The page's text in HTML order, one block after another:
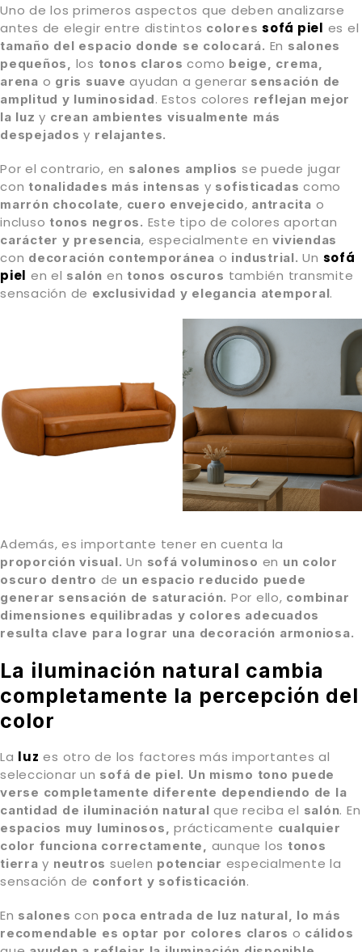
Uno de los primeros aspectos que deben analizarse
antes de elegir entre distintos colores sofá piel es el
tamaño del espacio donde se colocará. En salones
pequeños, los tonos claros como beige, crema,
arena o gris suave ayudan a generar sensación de
amplitud y luminosidad. Estos colores reflejan mejor
la luz y crean ambientes visualmente más
despejados y relajantes.
Por el contrario, en salones amplios se puede jugar
con tonalidades más intensas y sofisticadas como
marrón chocolate, cuero envejecido, antracita o
incluso tonos negros. Este tipo de colores aportan
carácter y presencia, especialmente enviviendas
con decoración contemporánea o industrial. Un sofá
piel en el salón en tonos oscuros también transmite
sensación de exclusividad y elegancia atemporal.
Además, es importante tener en cuenta la
proporción visual. Un sofá voluminoso en un color
oscuro dentro de un espacio reducido puede
generar sensación de saturación. Por ello, combinar
dimensiones equilibradas y colores adecuados
resulta clave para lograr una decoración armoniosa.
La iluminación natural cambia
completamente la percepción del
color
La luz es otro de los factores más importantes al
seleccionar un sofá de piel. Un mismo tono puede
verse completamente diferente dependiendo de la
cantidad de iluminación natural que reciba el salón. En
espacios muy luminosos, prácticamente cualquier
color funciona correctamente, aunque los tonos
tierra y neutros suelen potenciar especialmente la
sensación de confort y sofisticación.
En salones con poca entrada de luz natural, lo más
recomendable es optar por colores claros o cálidos